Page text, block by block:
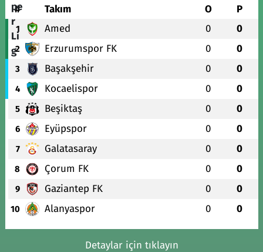
# Takım O P
1 Amed 0 0
2 Erzurumspor FK 0 0
3 Başakşehir 0 0
4 Kocaelispor 0 0
5 Beşiktaş 0 0
6 Eyüpspor 0 0
7 Galatasaray 0 0
8 Çorum FK 0 0
9 Gaziantep FK 0 0
10 Alanyaspor 0 0
Detaylar için tıklayın